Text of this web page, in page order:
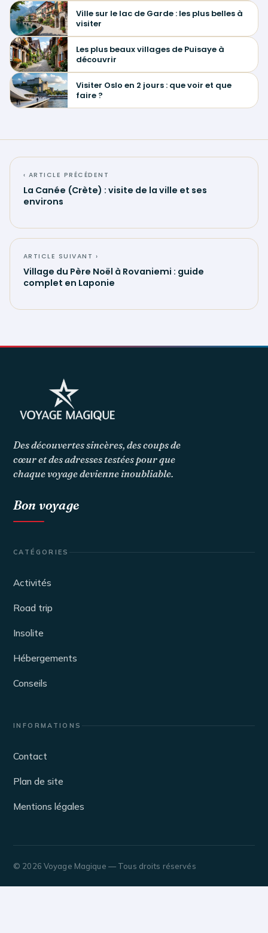
Ville sur le lac de Garde : les plus belles à
visiter
Les plus beaux villages de Puisaye à
découvrir
Visiter Oslo en 2 jours : que voir et que
faire ?
‹ ARTICLE PRÉCÉDENT
La Canée (Crète) : visite de la ville et ses
environs
ARTICLE SUIVANT ›
Village du Père Noël à Rovaniemi : guide
complet en Laponie
Des découvertes sincères, des coups de
cœur et des adresses testées pour que
chaque voyage devienne inoubliable.
Bon voyage
CATÉGORIES
Activités
Road trip
Insolite
Hébergements
Conseils
INFORMATIONS
Contact
Plan de site
Mentions légales
© 2026 Voyage Magique — Tous droits réservés